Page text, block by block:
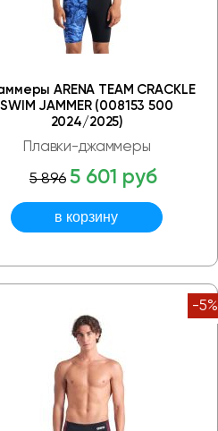
ARENA TEAM CRACKLE
SWIM JAMMER (008153 500
2024/2025)
Плавки-джаммеры
5 896 5 601 руб
-5%